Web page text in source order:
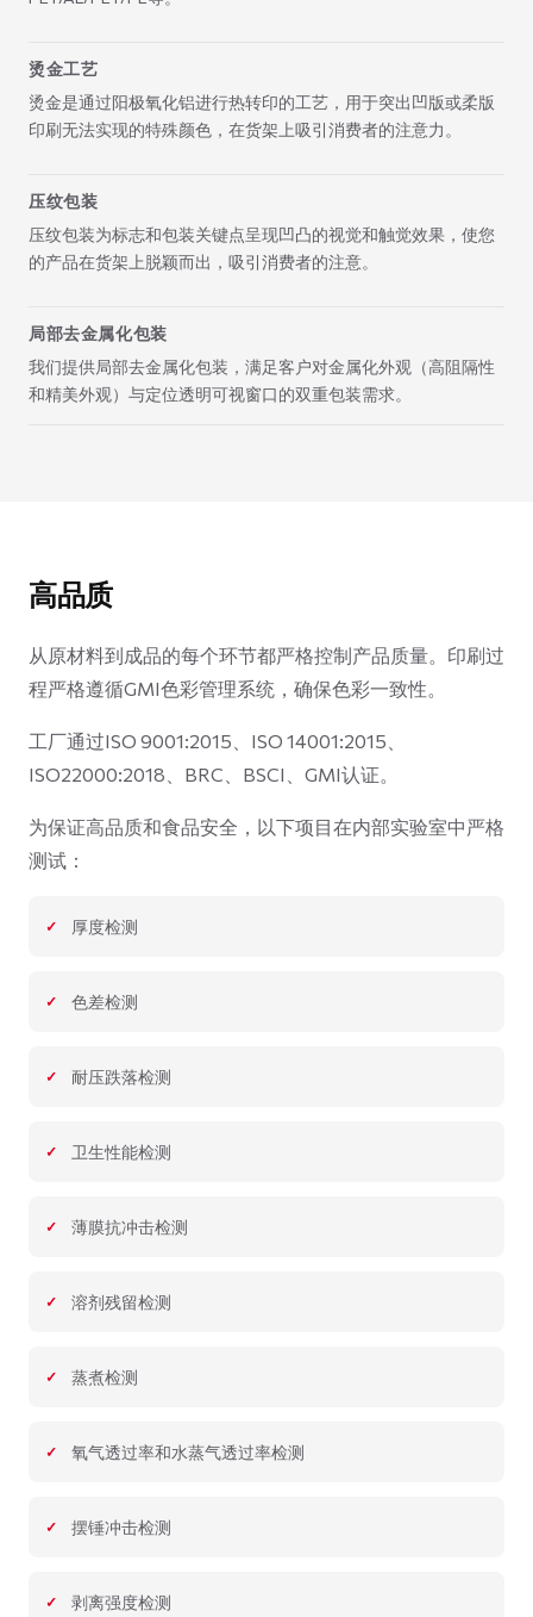
烫金工艺
烫金是通过阳极氧化铝进行热转印的工艺，用于突出凹版或柔版
印刷无法实现的特殊颜色，在货架上吸引消费者的注意力。
压纹包装
压纹包装为标志和包装关键点呈现凹凸的视觉和触觉效果，使您
的产品在货架上脱颖而出，吸引消费者的注意。
局部去金属化包装
我们提供局部去金属化包装，满足客户对金属化外观（高阻隔性
和精美外观）与定位透明可视窗口的双重包装需求。
高品质
从原材料到成品的每个环节都严格控制产品质量。印刷过
程严格遵循GMI色彩管理系统，确保色彩一致性。
工厂通过ISO 9001:2015、ISO 14001:2015、
ISO22000:2018、BRC、BSCI、GMI认证。
为保证高品质和食品安全，以下项目在内部实验室中严格
测试：
厚度检测
色差检测
耐压跌落检测
卫生性能检测
薄膜抗冲击检测
溶剂残留检测
蒸煮检测
氧气透过率和水蒸气透过率检测
摆锤冲击检测
剥离强度检测